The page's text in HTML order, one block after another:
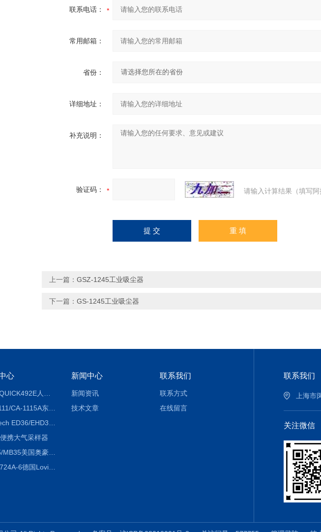
联系电话：
常用邮箱：
省份：
详细地址：
补充说明：
验证码： 请输入计算结果（填写
上一篇： GSZ-1245工业吸尘器
下一篇： GS-1245工业吸尘器
心
CA-1111/CA-1115A东京理化EYELA CA-1111/CA-1115A冷却水循环装置
携大气采样器
MB45/MB35美国奥豪斯OHAUS MB45/MB35卤素红外水分测定仪
ET99724A-6德国Lovibond ET99724A-6微电脑BOD测定仪
新闻中心
新闻资讯
技术文章
联系我们
联系方式
在线留言
联系我们
上海
关注微信